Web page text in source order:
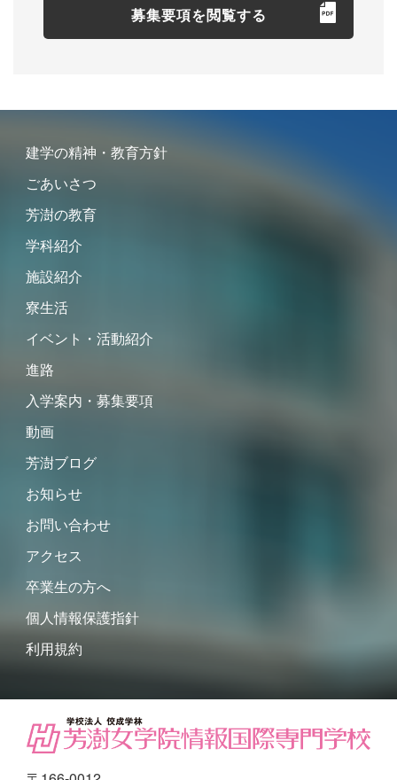
募集要項を閲覧する
建学の精神・教育方針
ごあいさつ
芳澍の教育
学科紹介
施設紹介
寮生活
イベント・活動紹介
進路
入学案内・募集要項
動画
芳澍ブログ
お知らせ
お問い合わせ
アクセス
卒業生の方へ
個人情報保護指針
利用規約